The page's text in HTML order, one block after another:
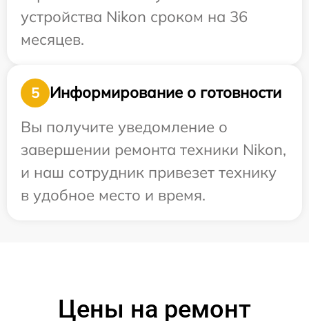
устройства Nikon сроком на 36
месяцев.
5
Информирование о готовности
Вы получите уведомление о
завершении ремонта техники Nikon,
и наш сотрудник привезет технику
в удобное место и время.
Цены на ремонт